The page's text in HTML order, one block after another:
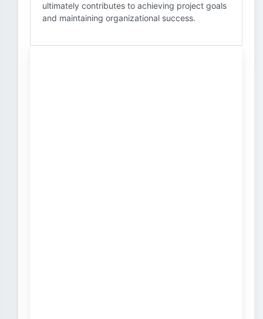
ultimately contributes to achieving project goals
and maintaining organizational success.